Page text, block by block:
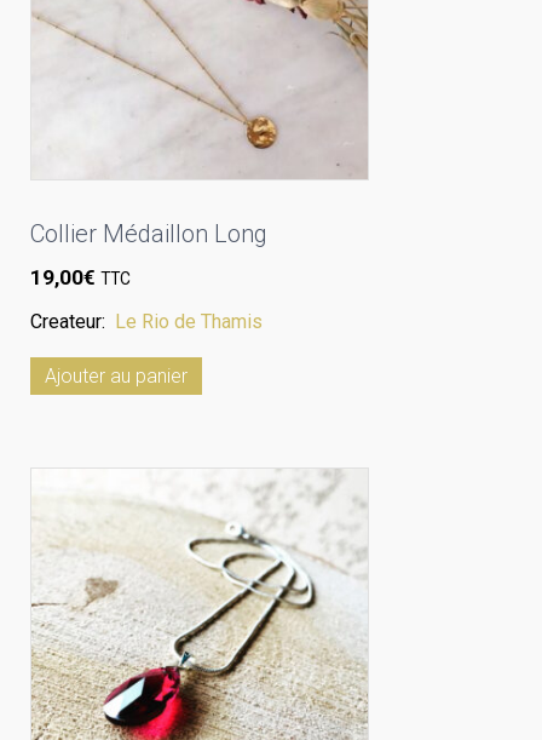
Collier Médaillon Long
19,00€ TTC
Createur: Le Rio de Thamis
Ajouter au panier